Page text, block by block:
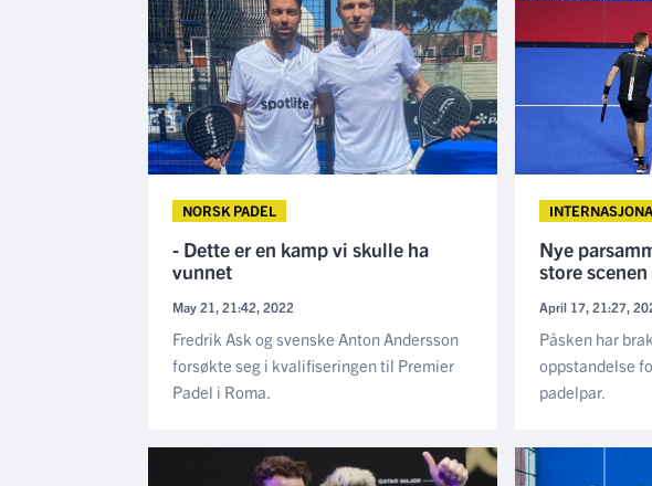
NORSK PADEL
- Dette er en kamp vi skulle ha
vunnet
May 21, 21:42, 2022
Fredrik Ask og svenske Anton Andersson
forsøkte seg i kvalifiseringen til Premier
Padel i Roma.
Nye
store scenen
April 17, 21:27,
Påsken har
oppstandelse
padelpar.